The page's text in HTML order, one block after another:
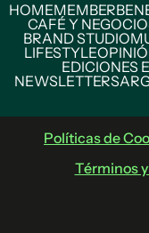
HOMEMEMBER
CAFÉ Y
BRAND STUDIO
LIFESTYLE
EDICIONES
NEWSLETTERS
Políticas de
Términos